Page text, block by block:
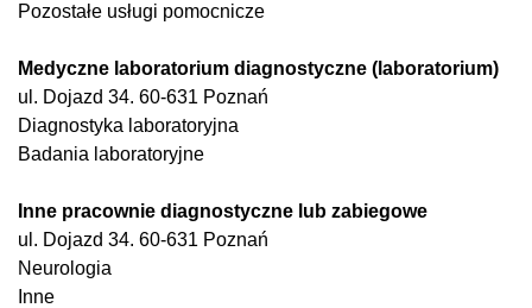
Pozostałe usługi pomocnicze
Medyczne laboratorium diagnostyczne (laboratorium)
ul. Dojazd 34. 60-631 Poznań
Diagnostyka laboratoryjna
Badania laboratoryjne
Inne pracownie diagnostyczne lub zabiegowe
ul. Dojazd 34. 60-631 Poznań
Neurologia
Inne